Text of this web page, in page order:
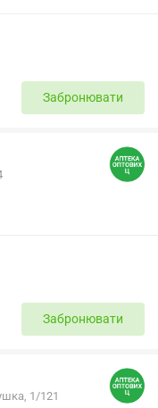
Забронювати
Забронювати
1/121